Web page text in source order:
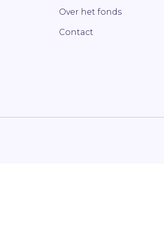
Over het fonds
Contact